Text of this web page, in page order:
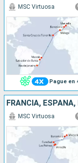
Pague en
MSC Virtuosa
MSC Virtuosa